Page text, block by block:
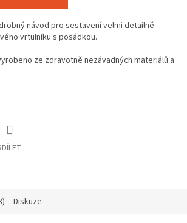
návod pro sestavení velmi detailně
vrtulníku s posádkou.
ze zdravotně nezávadných materiálů a
Diskuze